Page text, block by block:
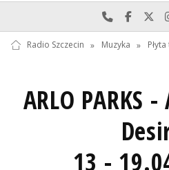
Najlepiej
Radio Szczecin » Muzyka »
ARLO PARKS
13 -